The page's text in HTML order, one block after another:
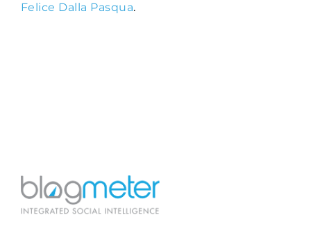
Felice Dalla Pasqua.